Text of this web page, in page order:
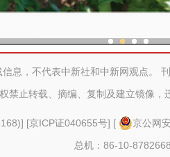
息，不代表中新社和中新网观点。
禁止转载、摘编、复制及建立镜像，
] [京ICP证040655号] [
京公网
总机：86-10-